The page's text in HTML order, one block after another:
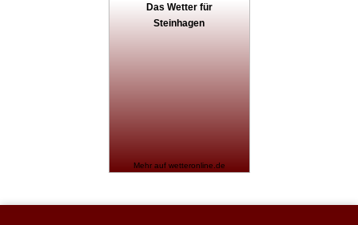
Das Wetter für
Steinhagen
Mehr auf wetteronline.de